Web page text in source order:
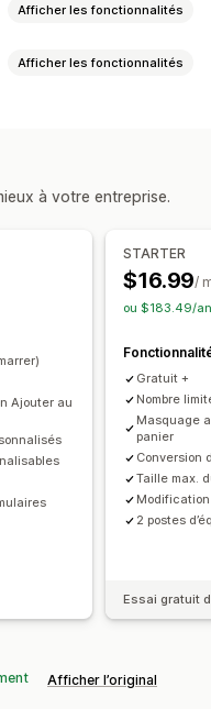
Afficher les fonctionnalités
Formulaire de devis
Modèles d’e-mails
par e-mail
Afficher les fonctionnalités
et exportation
à votre entreprise.
Ajouter au
STARTER
$16.99/
ou $183.49/
Gratuit +
Nombre
Masquage
panier
Conversion
Taille max.
2 postes
Essai gratuit
Afficher l’original